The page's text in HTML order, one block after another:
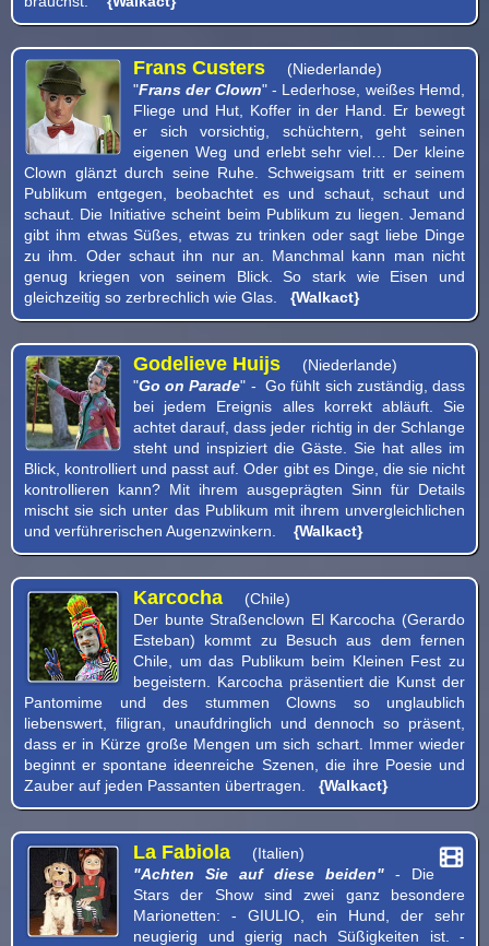
Frans Custers
(Niederlande)
"Frans der Clown" - Lederhose, weißes Hemd,
Fliege und Hut, Koffer in der Hand. Er bewegt
er sich vorsichtig, schüchtern, geht seinen
eigenen Weg und erlebt sehr viel… Der kleine
Clown glänzt durch seine Ruhe. Schweigsam tritt er seinem
Publikum entgegen, beobachtet es und schaut, schaut und
schaut. Die Initiative scheint beim Publikum zu liegen. Jemand
gibt ihm etwas Süßes, etwas zu trinken oder sagt liebe Dinge
zu ihm. Oder schaut ihn nur an. Manchmal kann man nicht
genug kriegen von seinem Blick. So stark wie Eisen und
gleichzeitig so zerbrechlich wie Glas. {Walkact}
Godelieve Huijs
(Niederlande)
"Go on Parade" - Go fühlt sich zuständig, dass
bei jedem Ereignis alles korrekt abläuft. Sie
achtet darauf, dass jeder richtig in der Schlange
steht und inspiziert die Gäste. Sie hat alles im
Blick, kontrolliert und passt auf. Oder gibt es Dinge, die sie nicht
kontrollieren kann? Mit ihrem ausgeprägten Sinn für Details
mischt sie sich unter das Publikum mit ihrem unvergleichlichen
und verführerischen Augenzwinkern. {Walkact}
Karcocha
(Chile)
Der bunte Straßenclown El Karcocha (Gerardo
Esteban) kommt zu Besuch aus dem fernen
Chile, um das Publikum beim Kleinen Fest zu
begeistern. Karcocha präsentiert die Kunst der
Pantomime und des stummen Clowns so unglaublich
liebenswert, filigran, unaufdringlich und dennoch so präsent,
dass er in Kürze große Mengen um sich schart. Immer wieder
beginnt er spontane ideenreiche Szenen, die ihre Poesie und
Zauber auf jeden Passanten übertragen. {Walkact}
La Fabiola
(Italien)
"Achten Sie auf diese beiden" - Die
Stars der Show sind zwei ganz besondere
Marionetten: - GIULIO, ein Hund, der sehr
neugierig und gierig nach Süßigkeiten ist. -